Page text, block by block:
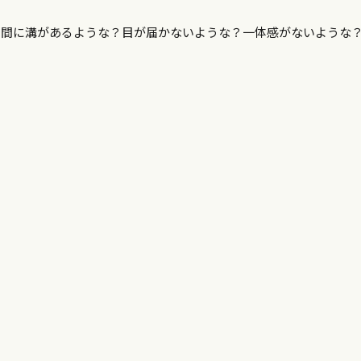
に溝があるような？目が届かないような？一体感がないような